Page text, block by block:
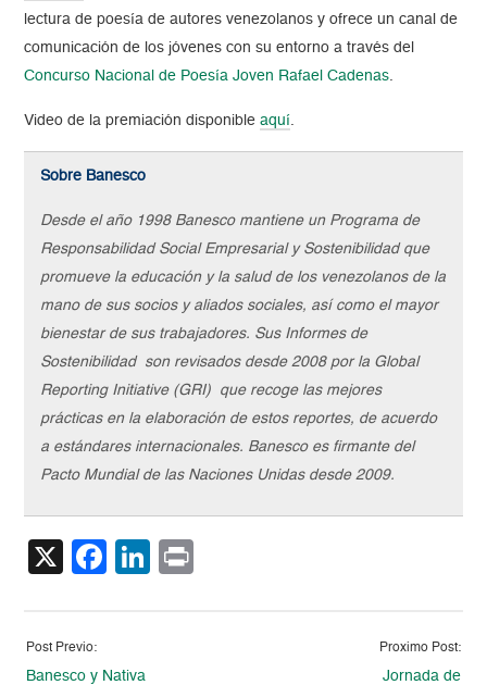
lectura de poesía de autores venezolanos y ofrece un canal de
comunicación de los jóvenes con su entorno a través del
Concurso Nacional de Poesía Joven Rafael Cadenas.
Video de la premiación disponibleaquí.
Sobre Banesco
Desde el año 1998 Banesco mantiene un Programa de
Responsabilidad Social Empresarial y Sostenibilidad que
promueve la educación y la salud de los venezolanos de la
mano de sus socios y aliados sociales, así como el mayor
bienestar de sus trabajadores. Sus Informes de
Sostenibilidad son revisados desde 2008 por la Global
Reporting Initiative (GRI) que recoge las mejores
prácticas en la elaboración de estos reportes, de acuerdo
a estándares internacionales. Banesco es firmante del
Pacto Mundial de las Naciones Unidas desde 2009.
X Facebook
LinkedIn
Post Previo:
Banesco y Nativa
Proximo Post:
Jornada de